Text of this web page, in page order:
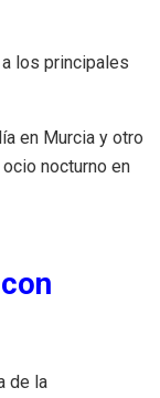
los principales
en Murcia y otro
nocturno en
de la